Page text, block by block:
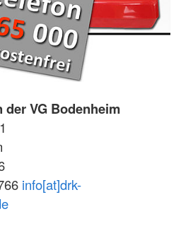
der VG Bodenheim
info[at]drk-